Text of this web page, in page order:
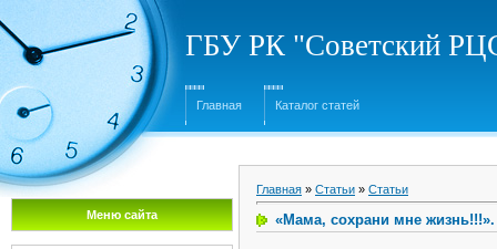
ГБУ РК "Советский
Главная Каталог статей
Меню сайта
Главная » Статьи » Статьи
«Мама, сохрани мне жизнь!!!».